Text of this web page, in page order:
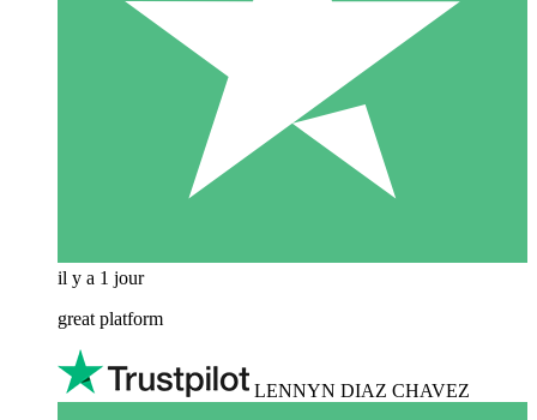
il y a 1 jour
great platform
LENNYN DIAZ CHAVEZ